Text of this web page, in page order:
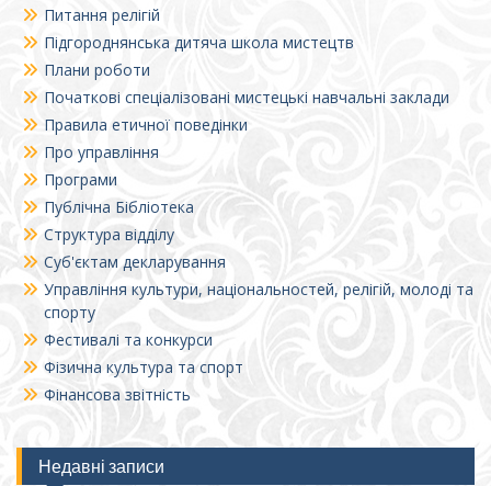
Питання релігій
Підгороднянська дитяча школа мистецтв
Плани роботи
Початкові спеціалізовані мистецькі навчальні заклади
Правила етичної поведінки
Про управління
Програми
Публічна Бібліотека
Структура відділу
Суб'єктам декларування
Управління культури, національностей, релігій, молоді та
спорту
Фестивалі та конкурси
Фізична культура та спорт
Фінансова звітність
Недавні записи